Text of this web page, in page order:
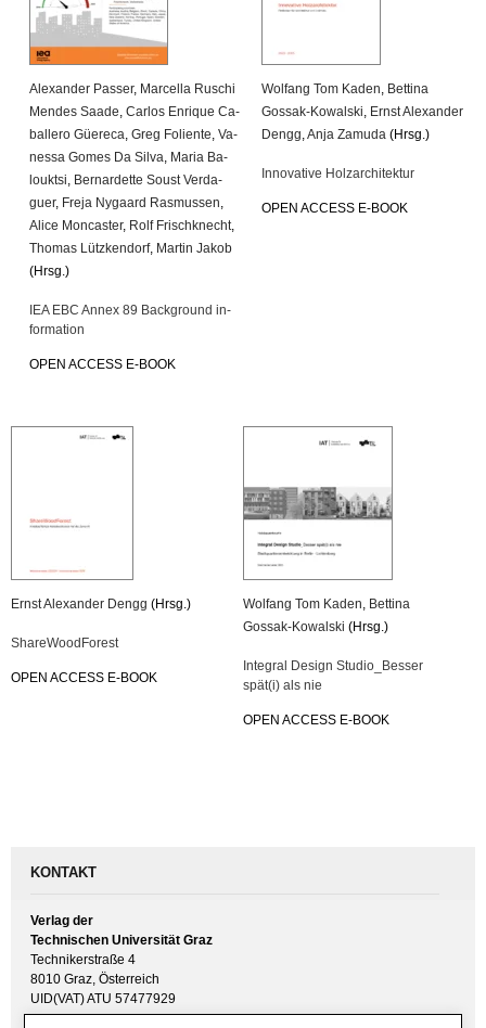
Alex­an­der Pas­ser, Mar­cel­la Ru­schi
Men­des Saade,Car­los En­ri­que Ca­
bal­le­ro Güe­re­ca,Greg Fo­li­en­te,Va­
nes­sa Gomes Da Silva, Maria Ba­
loukt­si, Ber­nar­det­te Soust Ver­da­
guer, Freja Ny­gaard Ras­mus­sen,
Alice Mon­cas­ter, Rolf Frisch­knecht,
Tho­mas Lütz­ken­dorf, Mar­tin Jakob
(Hrsg.)
IEA EBC Annex 89 Back­ground in­
for­ma­ti­on
OPEN AC­CESS E-BOOK
Wolfang Tom Kaden, Bet­ti­na
Gossak-Ko­wal­ski, Ernst Alex­an­der
Dengg,Anja Za­mu­da (Hrsg.)
In­no­va­ti­ve Holz­ar­chi­tek­tur
OPEN AC­CESS E-BOOK
Ernst Alex­an­der Dengg (Hrsg.)
Share­Wood­Fo­rest
OPEN AC­CESS E-BOOK
Wolfang Tom Kaden, Bet­ti­na
Gossak-Ko­wal­ski (Hrsg.)
In­te­gral De­sign Stu­di­o_­Bes­ser
spät(i) als nie
OPEN AC­CESS E-BOOK
KONTAKT
Verlag der
Technischen Universität Graz
Technikerstraße 4
8010 Graz, Österreich
UID(VAT) ATU 57477929